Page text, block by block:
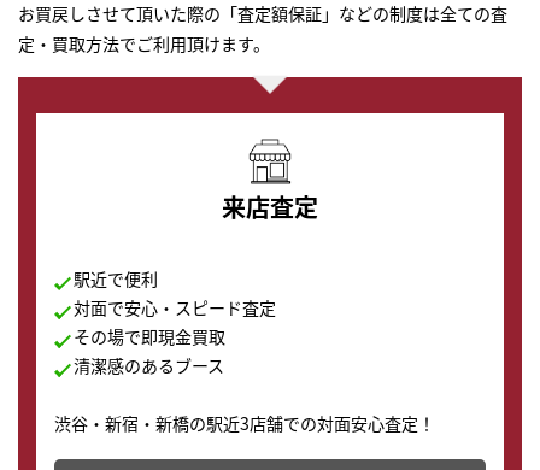
お買戻しさせて頂いた際の「査定額保証」などの制度は全ての査
定・買取方法でご利用頂けます。
来店査定
駅近で便利
対面で安心・スピード査定
その場で即現金買取
清潔感のあるブース
渋谷・新宿・新橋の駅近3店舗での対面安心査定！
その場で現金買取致します。渋谷本店では、時計販売の